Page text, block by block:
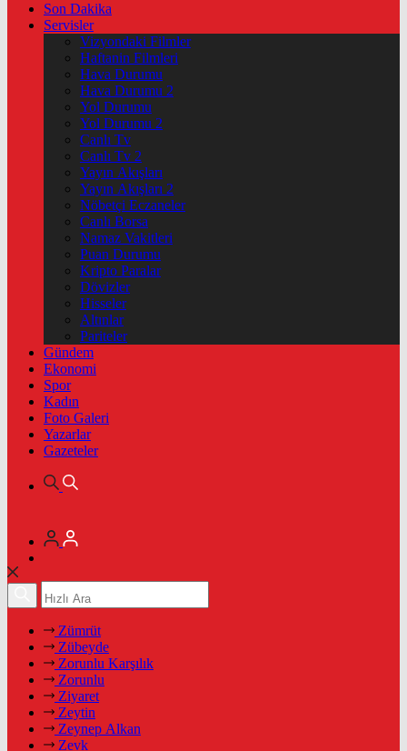
Son Dakika
Servisler
Vizyondaki Filmler
Haftanin Filmleri
Hava Durumu
Hava Durumu 2
Yol Durumu
Yol Durumu 2
Canlı Tv
Canlı Tv 2
Yayın Akışları
Yayın Akışları 2
Nöbetçi Eczaneler
Canlı Borsa
Namaz Vakitleri
Puan Durumu
Kripto Paralar
Dövizler
Hisseler
Altınlar
Pariteler
Gündem
Ekonomi
Spor
Kadın
Foto Galeri
Yazarlar
Gazeteler
Zümrüt
Zübeyde
Zorunlu Karşılık
Zorunlu
Ziyaret
Zeytin
Zeynep Alkan
Zevk